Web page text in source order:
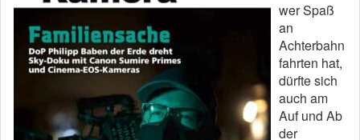
wer Spaß
an
Achterbahn
fahrten hat,
dürfte sich
auch am
Auf und Ab
der